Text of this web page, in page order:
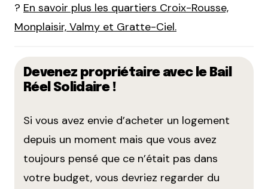
? En savoir plus les quartiers Croix-Rousse,
Monplaisir, Valmy et Gratte-Ciel.
Devenez propriétaire avec le Bail
Réel Solidaire !
Si vous avez envie d’acheter un logement
depuis un moment mais que vous avez
toujours pensé que ce n’était pas dans
votre budget, vous devriez regarder du